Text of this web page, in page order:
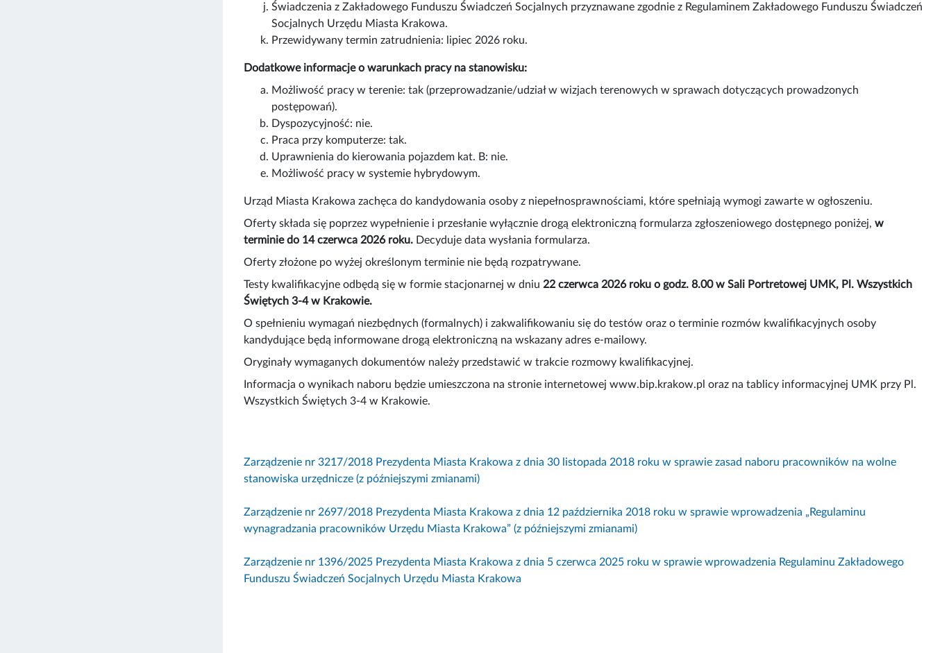
Świadczenia z Zakładowego Funduszu Świadczeń Socjalnych przyznawane zgodnie z Regulaminem Zakładowego Funduszu Świadczeń
Socjalnych Urzędu Miasta Krakowa.
Przewidywany termin zatrudnienia: lipiec 2026 roku.
Dodatkowe informacje o warunkach pracy na stanowisku:
Możliwość pracy w terenie: tak (przeprowadzanie/udział w wizjach terenowych w sprawach dotyczących prowadzonych
postępowań).
Dyspozycyjność: nie.
Praca przy komputerze: tak.
Uprawnienia do kierowania pojazdem kat. B: nie.
Możliwość pracy w systemie hybrydowym.
Urząd Miasta Krakowa zachęca do kandydowania osoby z niepełnosprawnościami, które spełniają wymogi zawarte w ogłoszeniu.
Oferty składa się poprzez wypełnienie i przesłanie wyłącznie drogą elektroniczną formularza zgłoszeniowego dostępnego poniżej, w
terminie do 14 czerwca 2026 roku. Decyduje data wysłania formularza.
Oferty złożone po wyżej określonym terminie nie będą rozpatrywane.
Testy kwalifikacyjne odbędą się w formie stacjonarnej w dniu 22 czerwca 2026 roku o godz. 8.00 w Sali Portretowej UMK, Pl. Wszystkich
Świętych 3-4 w Krakowie.
O spełnieniu wymagań niezbędnych (formalnych) i zakwalifikowaniu się do testów oraz o terminie rozmów kwalifikacyjnych osoby
kandydujące będą informowane drogą elektroniczną na wskazany adres e-mailowy.
Oryginały wymaganych dokumentów należy przedstawić w trakcie rozmowy kwalifikacyjnej.
Informacja o wynikach naboru będzie umieszczona na stronie internetowej www.bip.krakow.pl oraz na tablicy informacyjnej UMK przy Pl.
Wszystkich Świętych 3-4 w Krakowie.
Zarządzenie nr 3217/2018 Prezydenta Miasta Krakowa z dnia 30 listopada 2018 roku w sprawie zasad naboru pracowników na wolne
stanowiska urzędnicze (z późniejszymi zmianami)
Zarządzenie nr 2697/2018 Prezydenta Miasta Krakowa z dnia 12 października 2018 roku w sprawie wprowadzenia „Regulaminu
wynagradzania pracowników Urzędu Miasta Krakowa” (z późniejszymi zmianami)
Zarządzenie nr 1396/2025 Prezydenta Miasta Krakowa z dnia 5 czerwca 2025 roku w sprawie wprowadzenia Regulaminu Zakładowego
Funduszu Świadczeń Socjalnych Urzędu Miasta Krakowa